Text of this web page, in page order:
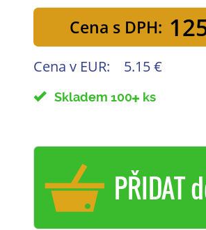
Cena s DPH:
Cena v EUR: 5.15 €
Skladem 100 ks
PŘIDAT